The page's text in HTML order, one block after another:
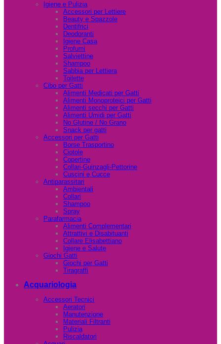
Igiene e Pulizia
Accessori per Lettiere
Beauty e Spazzole
Dentifrici
Deodoranti
Igiene Casa
Profumi
Salviettine
Shampoo
Sabbia per Lettiera
Toilette
Cibo per Gatti
Alimenti Medicati per Gatti
Alimenti Monoproteici per Gatti
Alimenti secchi per Gatti
Alimenti Umidi per Gatti
No Glutine / No Grano
Snack per gatti
Accessori per Gatti
Borse Trasportino
Ciotole
Copertine
Collari-Guinzagli-Pettorine
Cuscini e Cucce
Antiparassitari
Ambientali
Collari
Shampoo
Spray
Parafarmacia
Alimenti Complementari
Attrattivi e Disabituanti
Collare Elisabettiano
Igiene e Salute
Giochi Gatti
Giochi per Gatti
Tiragraffi
Acquariologia
Accessori Tecnici
Aeratori
Manutenzione
Materiali Filtranti
Pulizia
Riscaldatori